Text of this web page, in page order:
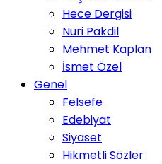
Hece Dergisi
Nuri Pakdil
Mehmet Kaplan
İsmet Özel
Genel
Felsefe
Edebiyat
Siyaset
Hikmetli Sözler